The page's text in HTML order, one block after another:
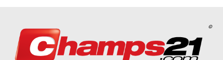
©